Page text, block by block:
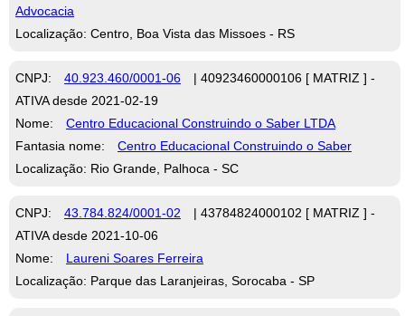
Advocacia
Localização: Centro, Boa Vista das Missoes - RS
CNPJ: 40.923.460/0001-06
| 40923460000106 [ MATRIZ ] -
ATIVA desde 2021-02-19
Nome:
Centro Educacional Construindo o Saber LTDA
Fantasia nome:
Centro Educacional Construindo o Saber
Localização: Rio Grande, Palhoca - SC
CNPJ: 43.784.824/0001-02
| 43784824000102 [ MATRIZ ] -
ATIVA desde 2021-10-06
Nome:
Laureni Soares Ferreira
Localização: Parque das Laranjeiras, Sorocaba - SP